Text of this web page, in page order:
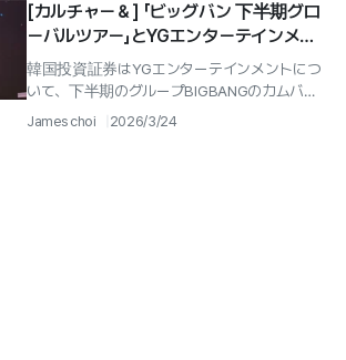
[カルチャー＆] 「ビッグバン 下半期グロ
ーバルツアー」とYGエンターテインメン
ト、目標株価8万7,000ウォン
韓国投資証券はYGエンターテインメントにつ
いて、下半期のグループBIGBANGのカムバッ
クとグローバルツアーに対する期待感を示
James choi 2026/3/24